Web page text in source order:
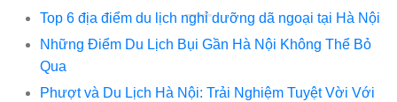
Top 6 địa điểm du lịch nghỉ dưỡng dã ngoại tại Hà Nội
Những Điểm Du Lịch Bụi Gần Hà Nội Không Thể Bỏ
Qua
Phượt và Du Lịch Hà Nội: Trải Nghiệm Tuyệt Vời Với